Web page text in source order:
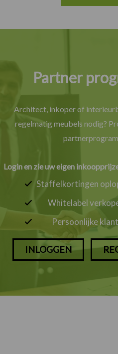
Partner
Architect, inkoper of
regelmatig meubels nodig?
Login en zie uw eigen
Staffelkortingen
Whitelabel
Persoonlijke
INLOGGEN